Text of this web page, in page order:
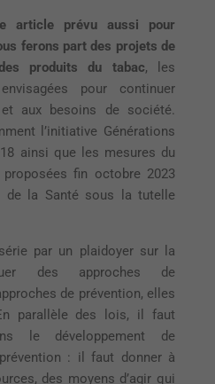
article prévu aussi pour
ferons part des projets de
produits du tabac, les
pour continuer
et aux besoins de société.
l’initiative Générations
ainsi que les mesures du
fin octobre 2023
de la Santé sous la tutelle
par un plaidoyer sur la
des approches de
de prévention, elles
parallèle des lois, il faut
le développement de
: il faut donner à
des moyens d’agir qui